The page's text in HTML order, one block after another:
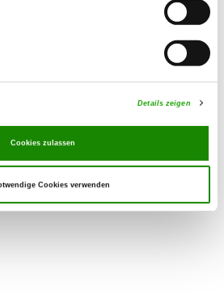
Details zeigen
Cookies zulassen
Cookies verwenden